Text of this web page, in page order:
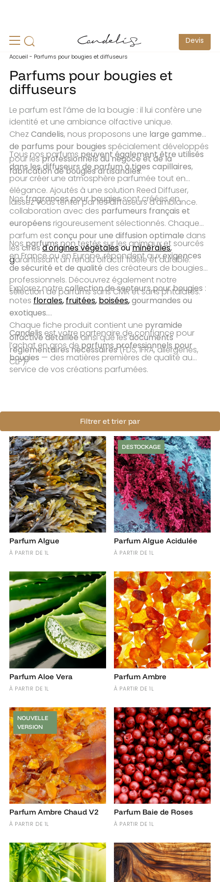
Devis
Accueil - Parfums pour bougies et diffuseurs
Parfums pour bougies et
diffuseurs
Le parfum est l’âme de la bougie : il lui confère une
identité et une ambiance olfactive unique.
ChezCandelis, nous proposons une large gamme
de parfums pour bougies spécialement développés
pour lesprofessionnels du négoce et de la
fabrication de bougies artisanales.
Tous nos parfums peuvent également être utilisés
dans les diffuseurs de parfum à tiges capillaires,
pour créer une atmosphère parfumée tout en
élégance. Ajoutés à une solution Reed Diffuser,
laissez vous tenter par les diffuseurs d'ambiance.
Nosfragrances pour bougiessont créées en
collaboration avec des parfumeurs français et
européens rigoureusement sélectionnés. Chaque
parfum estconçu pour une diffusion optimale dans
lesciresd'origines végétalesouminérales,
garantissant un rendu olfactif fidèle et durable.
Nos parfums non testés sur les animaux et sourcés
en France ou en Europe, répondent auxexigences
de sécurité et de qualité des créateurs de bougies
professionnels. Découvrez également notre
sélection de parfums sans CMR et sans phtalates.
Explorez notrecollection de senteurs pour bougies :
notes florales, fruitées, boisées,gourmandes ou
exotiques.
Chaque fiche produit contient une pyramide
olfactive détaillée ainsi que lesdocuments
réglementaires nécessaires(FDS, IFRA, allergènes,
CLP).
Candelis est votre partenaire de confiance pour
l’achat en gros de parfums professionnels pour
bougies — des matières premières de qualité au
service de vos créations parfumées.
Filtrer et trier par
Parfum Algue
À PARTIR DE 1L
DESTOCKAGE
Parfum Algue Acidulée
À PARTIR DE 1L
Parfum Aloe Vera
À PARTIR DE 1L
Parfum Ambre
À PARTIR DE 1L
NOUVELLE
VERSION
Parfum Ambre Chaud V2
À PARTIR DE 1L
Parfum Baie de Roses
À PARTIR DE 1L